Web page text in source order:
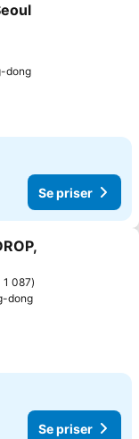
dong
Se priser
1 087
dong
Se priser